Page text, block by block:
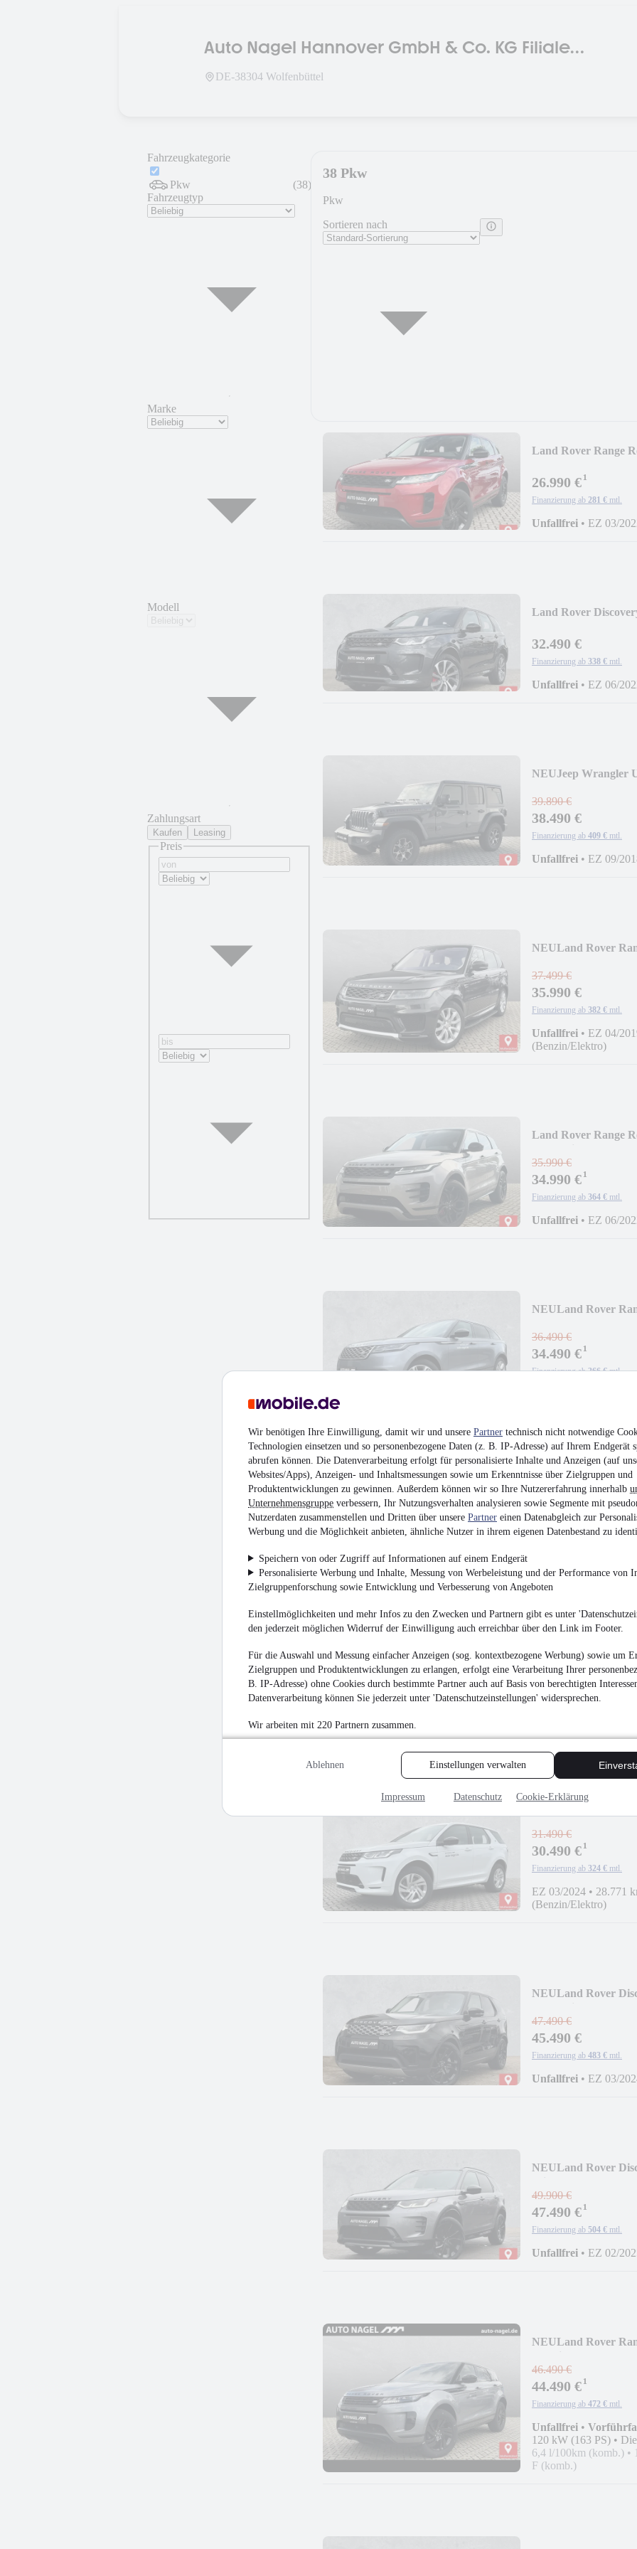
Wir benötigen Ihre Einwilligung, damit wir und unsere Partner technisch nicht notwendige
Technologien einsetzen und so personenbezogene Daten (z. B. IP-Adresse) auf Ihrem Endgerät
abrufen können. Die Datenverarbeitung erfolgt für personalisierte Inhalte und Anzeigen (auf
Websites/Apps), Anzeigen- und Inhaltsmessungen sowie um Erkenntnisse über Zielgruppen und
Produktentwicklungen zu gewinnen. Außerdem können wir so Ihre Nutzererfahrung innerhalb
Unternehmensgruppe verbessern, Ihr Nutzungsverhalten analysieren sowie Segmente mit
Nutzerdaten zusammenstellen und Dritten über unsere Partner einen Datenabgleich zur
Werbung und die Möglichkeit anbieten, ähnliche Nutzer in ihrem eigenen Datenbestand zu
Speichern von oder Zugriff auf Informationen auf einem Endgerät
Personalisierte Werbung und Inhalte, Messung von Werbeleistung und der Performance von
Zielgruppenforschung sowie Entwicklung und Verbesserung von Angeboten
Einstellmöglichkeiten und mehr Infos zu den Zwecken und Partnern gibt es unter
den jederzeit möglichen Widerruf der Einwilligung auch erreichbar über den Link im Footer.
Für die Auswahl und Messung einfacher Anzeigen (sog. kontextbezogene Werbung) sowie um
Zielgruppen und Produktentwicklungen zu erlangen, erfolgt eine Verarbeitung Ihrer
B. IP-Adresse) ohne Cookies durch bestimmte Partner auch auf Basis von berechtigten
Datenverarbeitung können Sie jederzeit unter 'Datenschutzeinstellungen' widersprechen.
Wir arbeiten mit 220 Partnern zusammen.
Ablehnen Einstellungen verwalten
Impressum Datenschutz Cookie-Erklärung
Auto Nagel Hannover GmbH & Co. KG Filiale
Wolfenbüttel
DE-38304 Wolfenbüttel
Fahrzeugkategorie
Pkw (38)
Fahrzeugtyp
Marke
Modell
Zahlungsart
Kaufen Leasing
Preis
38 Pkw
Pkw
Sortieren nach
Land Rover Range
26.990 €¹
Finanzierung ab 281 € mtl.
Unfallfrei • EZ 03/
Land Rover
32.490 €
Finanzierung ab 338 € mtl.
Unfallfrei • EZ 06/
NEUJeep Wrangler
39.890 €
38.490 €
Finanzierung ab 409 € mtl.
Unfallfrei • EZ 09/
NEULand Rover
37.499 €
35.990 €
Finanzierung ab 382 € mtl.
Unfallfrei • EZ 04/
(Benzin/Elektro)
Land Rover Range
35.990 €
34.990 €¹
Finanzierung ab 364 € mtl.
Unfallfrei • EZ 06/
NEULand Rover
36.490 €
34.490 €¹
Finanzierung ab 366 € mtl.
Land Rover Range
HUD Standh
53.490 €¹
Finanzierung ab 568 € mtl.
Land Rover Range
EDITION*AHK
46.990 €¹
Finanzierung ab
Land Rover
Hybrid 18"
31.490 €
30.490 €¹
Finanzierung ab 324 € mtl.
EZ 03/2024 • 28.771
(Benzin/Elektro)
NEULand Rover
47.490 €
45.490 €
Finanzierung ab 483 € mtl.
Unfallfrei • EZ 03/
NEULand Rover
49.900 €
47.490 €¹
Finanzierung ab 504 € mtl.
Unfallfrei • EZ 02/
NEULand Rover
46.490 €
44.490 €¹
Finanzierung ab 472 € mtl.
Unfallfrei •
120 kW (163 PS) •
6,4 l/100km (komb.) •
F (komb.)